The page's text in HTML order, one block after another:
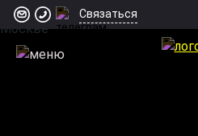
Связаться